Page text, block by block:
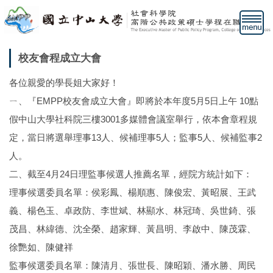
跳
到
要
區
校友會程成立大會
各位親愛的學長姐大家好！
ㄧ、『EMPP校友會成立大會』即將於本年度5月5日上午 10點
假中山大學社科院三樓3001多媒體會議室舉行，依本會章程規
定，當日將選舉理事13人、候補理事5人；監事5人、候補監事2
人。
二、截至4月24日理監事候選人推薦名單，經院方統計如下：
理事候選委員名單：侯彩鳳、楊順惠、陳俊宏、黃昭展、王武
義、楊色玉、卓政防、李世斌、林顯水、林冠琦、吳世錡、張
茂昌、林緯德、沈全榮、趙家輝、黃昌明、李啟中、陳茂霖、
徐艷如、陳健祥
監事候選委員名單：陳清月、張世長、陳昭穎、潘水勝、周民